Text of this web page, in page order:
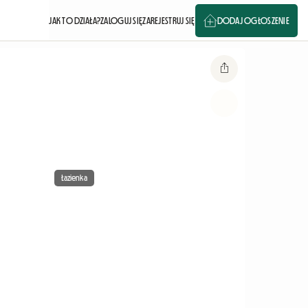
JAK TO DZIAŁA?ZALOGUJ SIĘZAREJESTRUJ SIĘ DODAJ OGŁOSZENIE
Łazienka